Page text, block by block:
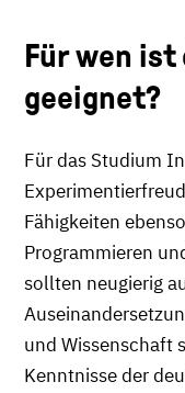
Für wen ist
geeignet?
Für das Studium
Fähigkeiten
Programmieren
sollten neugierig
und Wissenschaft
Kenntnisse der